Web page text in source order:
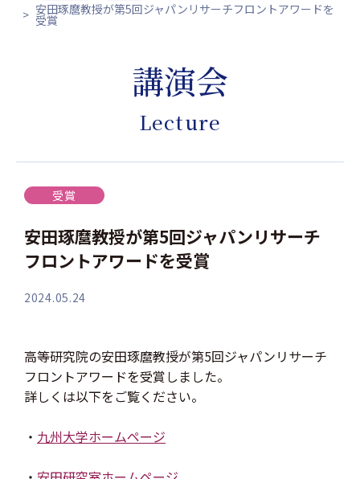
安田琢麿教授が第5回ジャパンリサーチフロントアワードを
受賞
講演会
Lecture
受賞
安田琢麿教授が第5回ジャパンリサーチ
フロントアワードを受賞
2024.05.24
高等研究院の安田琢麿教授が第5回ジャパンリサーチ
フロントアワードを受賞しました。
詳しくは以下をご覧ください。
・ 九州大学ホームページ